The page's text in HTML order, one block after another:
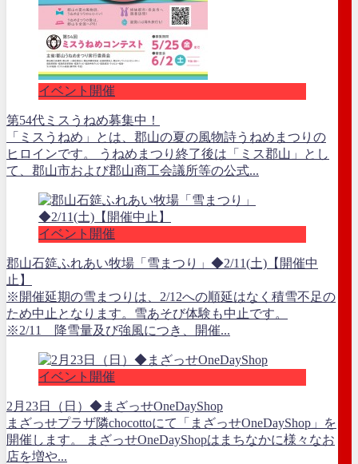
イベント開催
第54代ミスうねめ募集中！
「ミスうねめ」とは、郡山の夏の風物詩うねめまつりの
ヒロインです。 うねめまつり終了後は「ミス郡山」とし
て、郡山市および郡山商工会議所等の公式...
イベント開催
郡山石筵ふれあい牧場「雪まつり」◆2/11(土)【開催中
止】
※開催延期の雪まつりは、2/12への順延はなく積雪不足の
ため中止となります。雪あそび体験も中止です。
※2/11 降雪量及び強風につき、開催...
イベント開催
2月23日（日）◆まざっせOneDayShop
まざっせプラザ隣chocottoにて「まざっせOneDayShop」を
開催します。 まざっせOneDayShopはまちなかに様々なお
店を増や...